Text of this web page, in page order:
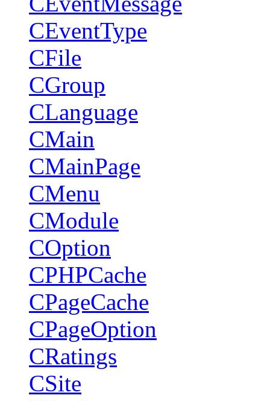
CEventType
CFile
CGroup
CLanguage
CMain
CMainPage
CMenu
CModule
COption
CPHPCache
CPageCache
CPageOption
CRatings
CSite